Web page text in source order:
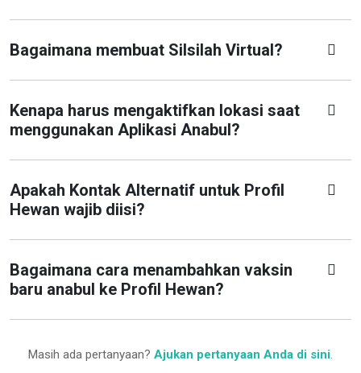
Bagaimana membuat Silsilah Virtual?
Kenapa harus mengaktifkan lokasi saat
menggunakan Aplikasi Anabul?
Apakah Kontak Alternatif untuk Profil
Hewan wajib diisi?
Bagaimana cara menambahkan vaksin
baru anabul ke Profil Hewan?
Masih ada pertanyaan? Ajukan pertanyaan Anda di sini.